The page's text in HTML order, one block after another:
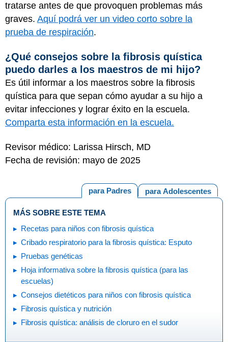
tratarse antes de que provoquen problemas más
graves. Aquí podrá ver un video corto sobre la
prueba de respiración.
¿Qué consejos sobre la fibrosis quística
puedo darles a los maestros de mi hijo?
Es útil informar a los maestros sobre la fibrosis
quística para que sepan cómo ayudar a su hijo a
evitar infecciones y lograr éxito en la escuela.
Comparta esta información en la escuela.
Revisor médico: Larissa Hirsch, MD
Fecha de revisión: mayo de 2025
para Adolescentes
para Padres
MÁS SOBRE ESTE TEMA
Recetas para niños con fibrosis quística
Cribado respiratorio para la fibrosis quística: Esputo
Pruebas genéticas
Hoja informativa sobre la fibrosis quística (para las
escuelas)
Consejos dietéticos para niños con fibrosis quística
Fibrosis quística y nutrición
Fibrosis quística: análisis de cloruro en el sudor